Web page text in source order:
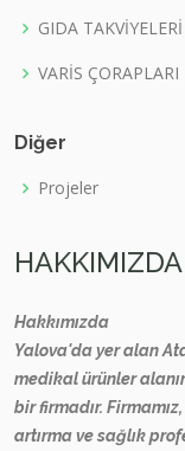
GIDA TAKVİYELERİ
VARİS ÇORAPLARI
Diğer
Projeler
HAKKIMIZDA
Hakkımızda
Yalova'da yer alan
medikal ürünler
bir firmadır.
artırma ve sağlık